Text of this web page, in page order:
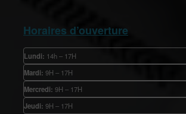
Horaires d’ouverture
Lundi: 14h – 17H
Mardi: 9H – 17H
Mercredi: 9H – 17H
Jeudi: 9H – 17H